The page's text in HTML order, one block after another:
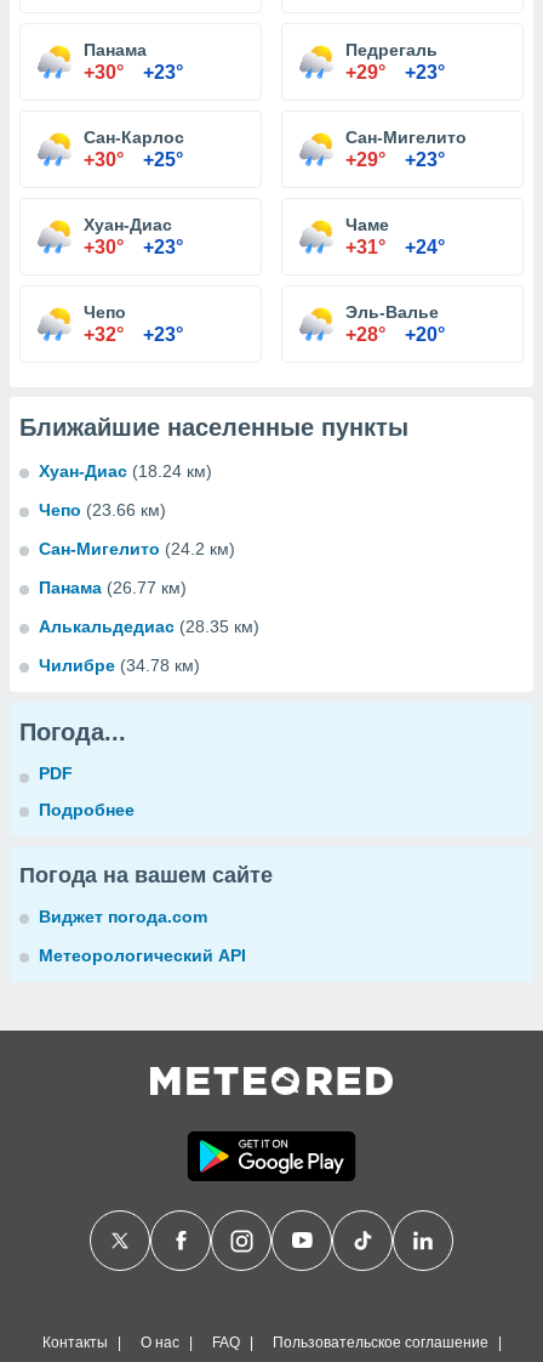
Панама
+30° +23°
Педрегаль
+29° +23°
Сан-Карлос
+30° +25°
Сан-Мигелито
+29° +23°
Хуан-Диас
+30° +23°
Чаме
+31° +24°
Чепо
+32° +23°
Эль-Валье
+28° +20°
Ближайшие населенные пункты
Хуан-Диас (18.24 км)
Чепо (23.66 км)
Сан-Мигелито (24.2 км)
Панама (26.77 км)
Алькальдедиас (28.35 км)
Чилибре (34.78 км)
Погода...
PDF
Подробнее
Погода на вашем сайте
Виджет погода.com
Метеорологический API
Контакты О нас FAQ Пользовательское соглашение